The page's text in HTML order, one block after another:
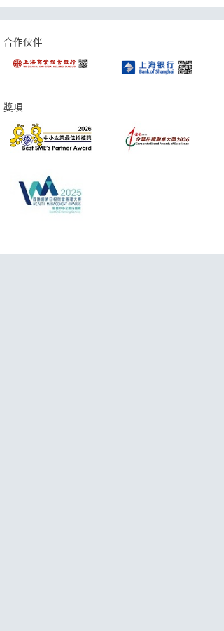
合作伙伴
獎項